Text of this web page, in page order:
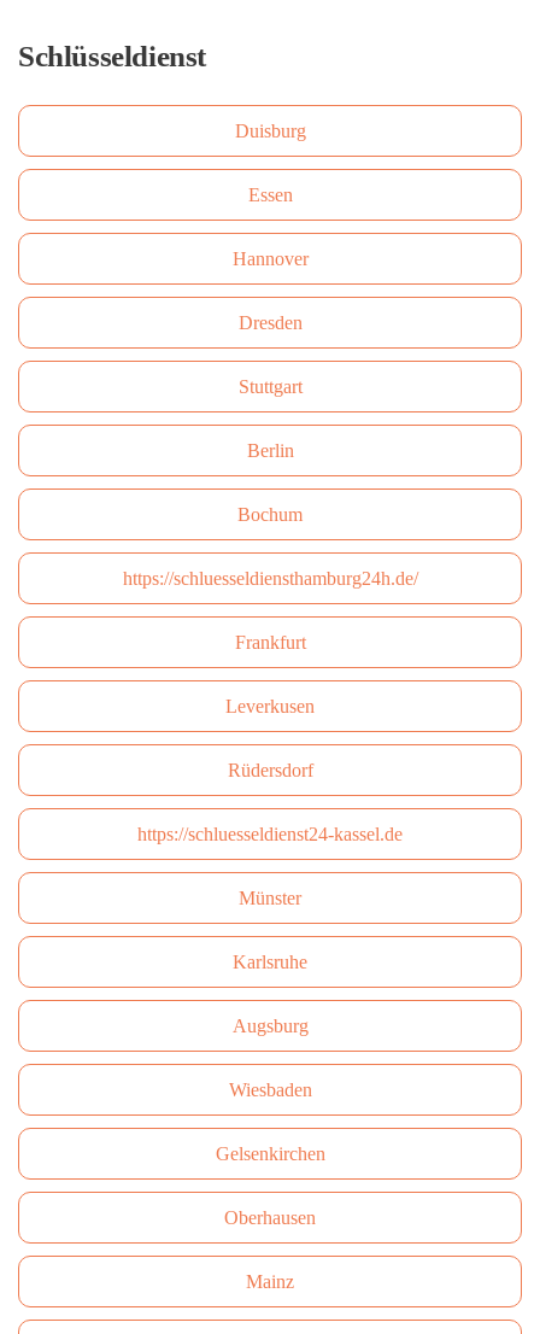
Schlüsseldienst
Duisburg
Essen
Hannover
Dresden
Stuttgart
Berlin
Bochum
https://schluesseldiensthamburg24h.de/
Frankfurt
Leverkusen
Rüdersdorf
https://schluesseldienst24-kassel.de
Münster
Karlsruhe
Augsburg
Wiesbaden
Gelsenkirchen
Oberhausen
Mainz